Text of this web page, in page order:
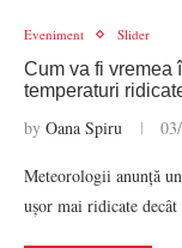
Eveniment Slider
Cum va fi vremea
temperaturi
by Oana Spiru
Meteorologii anunță
ușor mai ridicate